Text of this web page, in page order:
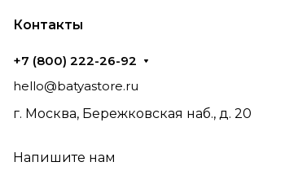
Контакты
+7 (800) 222-26-92
hello@batyastore.ru
г. Москва, Бережковская наб., д. 20
Напишите нам